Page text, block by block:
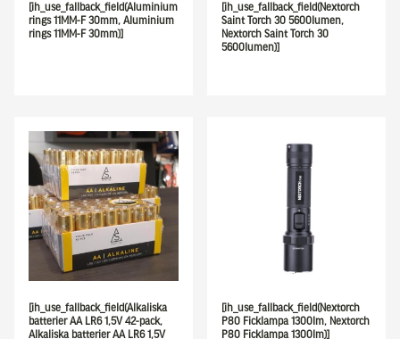
[ih_use_fallback_field(Aluminium
rings 11MM-F 30mm, Aluminium
rings 11MM-F 30mm)]
[ih_use_fallback_field(Nextorch
Saint Torch 30 5600lumen,
Nextorch Saint Torch 30
5600lumen)]
[ih_use_fallback_field(Alkaliska
batterier AA LR6 1,5V 42-pack,
Alkaliska batterier AA LR6 1,5V
[ih_use_fallback_field(Nextorch
P80 Ficklampa 1300lm, Nextorch
P80 Ficklampa 1300lm)]